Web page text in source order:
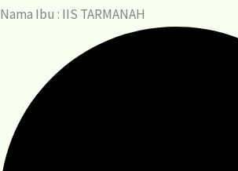
Nama Ibu : IIS TARMANAH